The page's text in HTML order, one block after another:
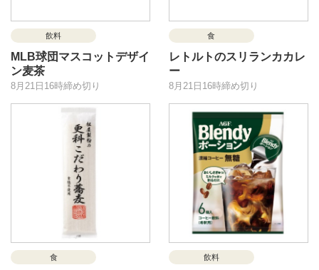
飲料
MLB球団マスコットデザイ
ン麦茶
8月21日16時締め切り
食
レトルトのスリランカカレ
ー
8月21日16時締め切り
食 飲料